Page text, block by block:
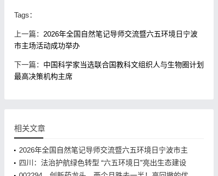
Tags：
上一篇： 2026年全国自然笔记导师交流暨六五环境日宁波
市主场活动成功举办
下一篇： 中国科学家当选联合国教科文组织人与生物圈计划
最高决策机构主席
相关文章
2026年全国自然笔记导师交流暨六五环境日宁波市主
场活动成功举办
四川：法治护航绿色转型 “六五环境日”亮出生态建设